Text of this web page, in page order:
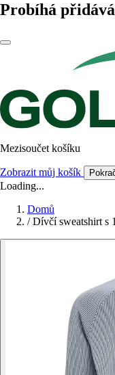
Probíhá
Mezisoučet košíku
Zobrazit můj košík
Loading...
Domů
/ Dívčí sweatshirt s